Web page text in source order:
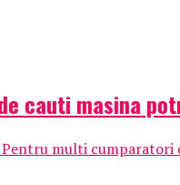
cauti masina
multi cumparatori